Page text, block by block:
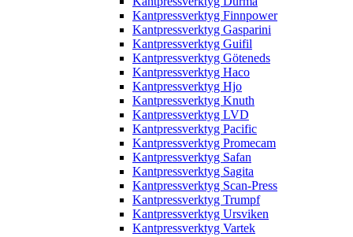
Kantpressverktyg Finnpower
Kantpressverktyg Gasparini
Kantpressverktyg Guifil
Kantpressverktyg Göteneds
Kantpressverktyg Haco
Kantpressverktyg Hjo
Kantpressverktyg Knuth
Kantpressverktyg LVD
Kantpressverktyg Pacific
Kantpressverktyg Promecam
Kantpressverktyg Safan
Kantpressverktyg Sagita
Kantpressverktyg Scan-Press
Kantpressverktyg Trumpf
Kantpressverktyg Ursviken
Kantpressverktyg Vartek